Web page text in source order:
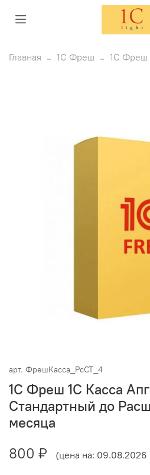
Главная 1С Фреш 1С Фреш
арт. ФрешКасса_РсСТ_4
1С Фреш 1С Касса
Стандартный до
месяца
800 ₽
(цена на: 09.08.2026